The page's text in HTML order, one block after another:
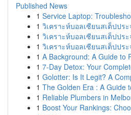
Published News
1 Service Laptop:
1 วิเคราะห์บอลเซียนสเต็ปปร
1 วิเคราะห์บอลเซียนสเต็ปปร
1 วิเคราะห์บอลเซียนสเต็ปปร
1 A Background: A Guide to
1 7-Day Detox: Your
1 Golotter: Is It Legit? A
1 The Golden Era : A Guide
1 Reliable Plumbers in
1 Boost Your Rankings: